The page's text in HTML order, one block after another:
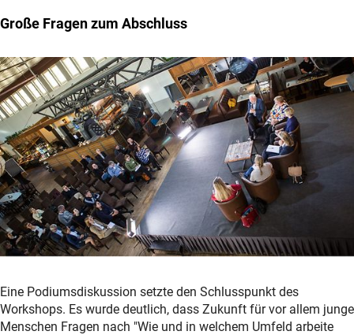
Große Fragen zum Abschluss
Eine Podiumsdiskussion setzte den Schlusspunkt des
Workshops. Es wurde deutlich, dass Zukunft für vor allem junge
Menschen Fragen nach "Wie und in welchem Umfeld arbeite